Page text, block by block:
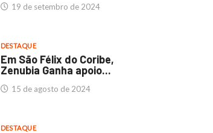
19 de setembro de 2024
DESTAQUE
Em São Félix do Coribe,
Zenubia Ganha apoio...
15 de agosto de 2024
DESTAQUE